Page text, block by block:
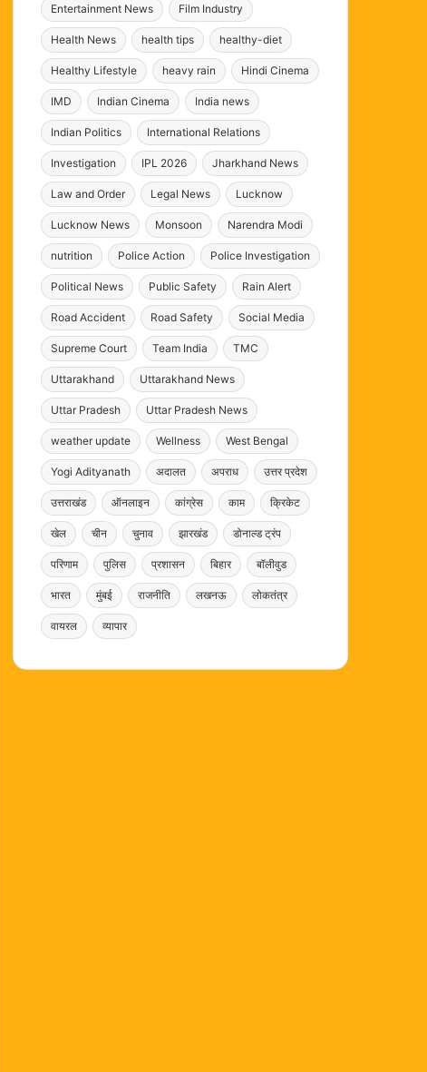
Entertainment News Film Industry
Health News health tips healthy-diet
Healthy Lifestyle heavy rain Hindi Cinema
IMD Indian Cinema India news
Indian Politics International Relations
Investigation IPL 2026 Jharkhand News
Law and Order Legal News Lucknow
Lucknow News Monsoon Narendra Modi
nutrition Police Action Police Investigation
Political News Public Safety Rain Alert
Road Accident Road Safety Social Media
Supreme Court Team India TMC
Uttarakhand Uttarakhand News
Uttar Pradesh Uttar Pradesh News
weather update Wellness West Bengal
Yogi Adityanath अदालत अपराध उत्तर प्रदेश
उत्तराखंड ऑनलाइन कांग्रेस काम क्रिकेट
खेल चीन चुनाव झारखंड डोनाल्ड ट्रंप
परिणाम पुलिस प्रशासन बिहार बॉलीवुड
भारत मुंबई राजनीति लखनऊ लोकतंत्र
वायरल व्यापार